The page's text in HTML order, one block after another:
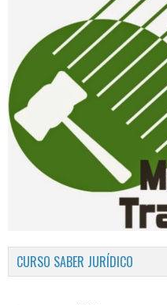
CURSO SABER JURÍDICO